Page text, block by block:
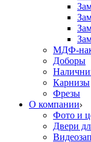
МДФ-
Доборы
Карнизы
Фрезы
О компании
Фото и
Двери